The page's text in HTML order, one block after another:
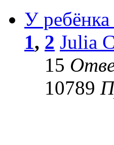
У ребёнка
1, 2 Julia
15
10789